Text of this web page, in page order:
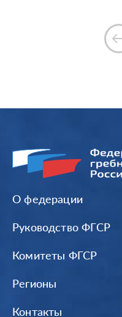
О федерации
Руководство ФГСР
Комитеты ФГСР
Регионы
Контакты